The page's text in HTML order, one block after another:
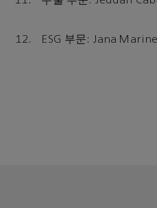
ESG 부문: Jana